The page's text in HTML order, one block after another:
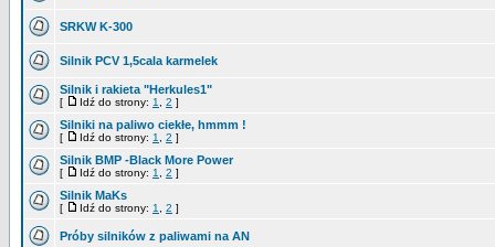
SRKW K-300
Silnik PCV 1,5cala karmelek
Silnik i rakieta "Herkules1"
[ Idź do strony: 1 2 ]
Silniki na paliwo ciekłe, hmmm !
[ Idź do strony: 1 2 ]
Silnik BMP -Black More Power
[ Idź do strony: 1 2 ]
Silnik MaKs
[ Idź do strony: 1 2 ]
Próby silników z paliwami na AN